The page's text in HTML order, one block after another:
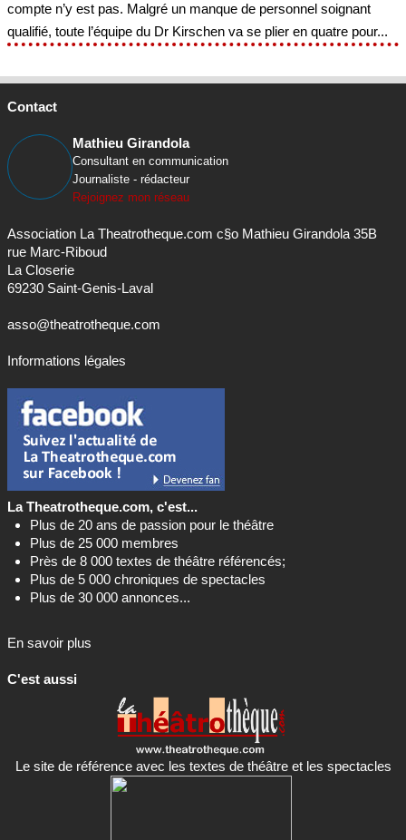
compte n’y est pas. Malgré un manque de personnel soignant
qualifié, toute l’équipe du Dr Kirschen va se plier en quatre pour...
Contact
Mathieu Girandola
Consultant en communication
Journaliste - rédacteur
Rejoignez mon réseau
Association La Theatrotheque.com c§o Mathieu Girandola 35B
rue Marc-Riboud
La Closerie
69230 Saint-Genis-Laval
asso@theatrotheque.com
Informations légales
La Theatrotheque.com, c'est...
Plus de 20 ans de passion pour le théâtre
Plus de 25 000 membres
Près de 8 000 textes de théâtre référencés;
Plus de 5 000 chroniques de spectacles
Plus de 30 000 annonces...
En savoir plus
C'est aussi
Le site de référence avec les textes de théâtre et les spectacles